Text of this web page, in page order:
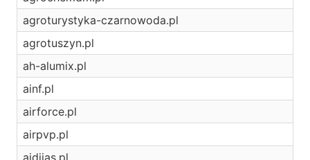
agroturystyka-czarnowoda.pl
agrotuszyn.pl
ah-alumix.pl
ainf.pl
airforce.pl
airpvp.pl
ajdijas.pl